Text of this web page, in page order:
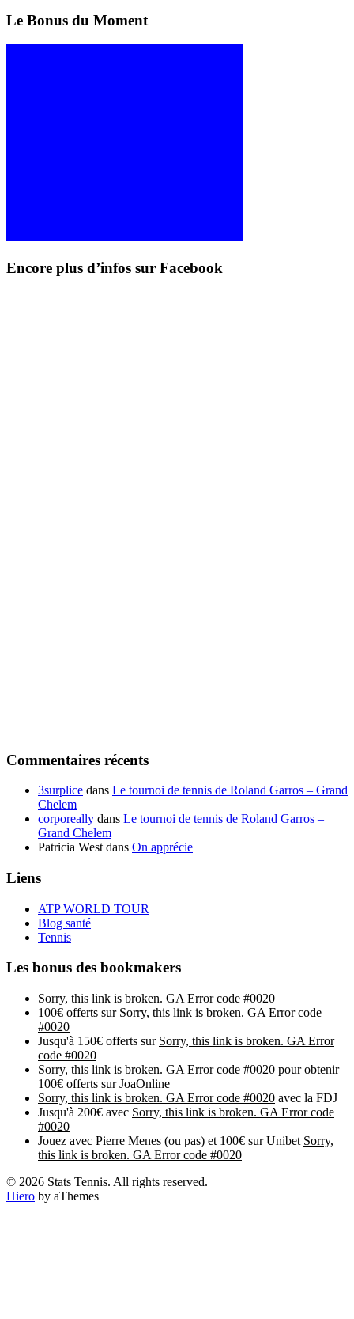
Le Bonus du Moment
Encore plus d’infos sur Facebook
Commentaires récents
3surplice dans Le tournoi de tennis de Roland Garros – Grand
Chelem
corporeally dans Le tournoi de tennis de Roland Garros –
Grand Chelem
Patricia West dans On apprécie
Liens
ATP WORLD TOUR
Blog santé
Tennis
Les bonus des bookmakers
Sorry, this link is broken. GA Error code #0020
100€ offerts sur Sorry, this link is broken. GA Error code
#0020
Jusqu'à 150€ offerts sur Sorry, this link is broken. GA Error
code #0020
Sorry, this link is broken. GA Error code #0020 pour obtenir
100€ offerts sur JoaOnline
Sorry, this link is broken. GA Error code #0020 avec la FDJ
Jusqu'à 200€ avec Sorry, this link is broken. GA Error code
#0020
Jouez avec Pierre Menes (ou pas) et 100€ sur Unibet Sorry,
this link is broken. GA Error code #0020
© 2026 Stats Tennis. All rights reserved.
Hiero by aThemes